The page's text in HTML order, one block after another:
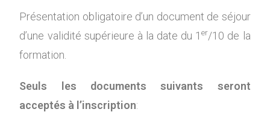
Présentation obligatoire d’un document de séjour
d’une validité supérieure à la date du 1er/10 de la
formation.
Seuls les documents suivants seront
acceptés à l’inscription: